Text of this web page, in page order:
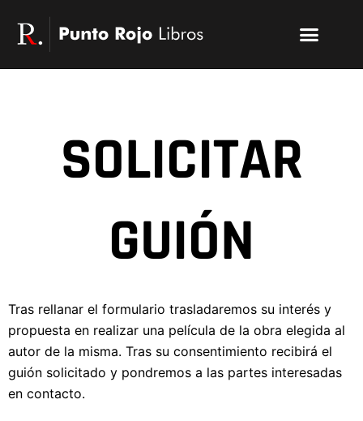
contenido
Menu
SOLICITAR
GUIÓN
Tras rellanar el formulario trasladaremos su interés y
propuesta en realizar una película de la obra elegida al
autor de la misma. Tras su consentimiento recibirá el
guión solicitado y pondremos a las partes interesadas
en contacto.